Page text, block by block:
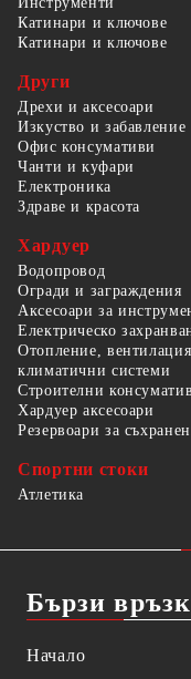
Катинари и ключове
Катинари и ключове
Други
Дрехи и аксесоари
Изкуство и забавление
Офис консумативи
Чанти и куфари
Електроника
Здраве и красота
Хардуер
Водопровод
Огради и заграждения
Аксесоари за
Електрическо
Отопление,
климатични системи
Строителни
Хардуер аксесоари
Резервоари за
Спортни стоки
Атлетика
Бързи
Начало